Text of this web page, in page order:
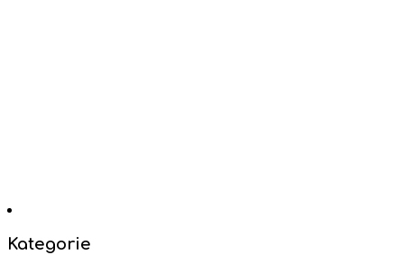
Kategorie